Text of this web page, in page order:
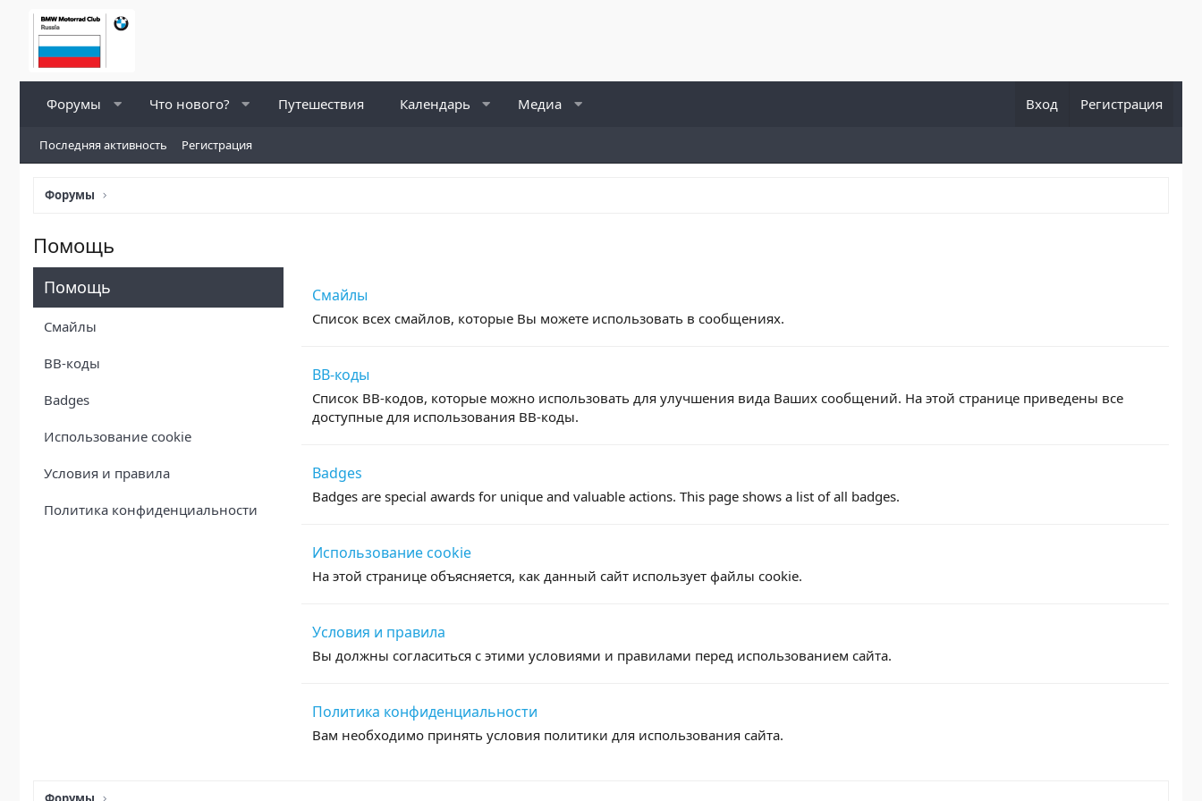
Форумы Что нового? Путешествия Календарь Медиа Вход Регистрация
Последняя активность Регистрация
Форумы
Помощь
Помощь
Смайлы
BB-коды
Badges
Использование cookie
Условия и правила
Политика конфиденциальности
Смайлы
Список всех смайлов, которые Вы можете использовать в сообщениях.
BB-коды
Список BB-кодов, которые можно использовать для улучшения вида Ваших сообщений. На этой странице приведены все
доступные для использования BB-коды.
Badges
Badges are special awards for unique and valuable actions. This page shows a list of all badges.
Использование cookie
На этой странице объясняется, как данный сайт использует файлы cookie.
Условия и правила
Вы должны согласиться с этими условиями и правилами перед использованием сайта.
Политика конфиденциальности
Вам необходимо принять условия политики для использования сайта.